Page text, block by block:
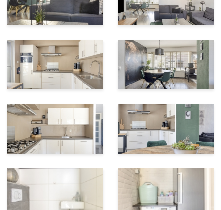
Ampsen 82 in Almelo.